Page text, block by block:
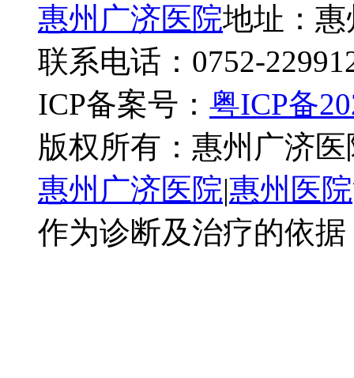
惠州广济医院地址：
联系电话：0752-
ICP备案号： 粤ICP备
版权所有：惠州广济
惠州广济医院|惠州医院
作为诊断及治疗的依